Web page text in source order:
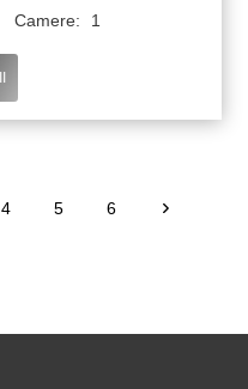
Camere: 1
4 5 6